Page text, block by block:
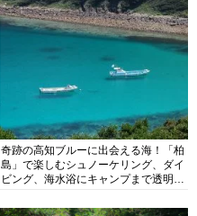
奇跡の高知ブルーに出会える海！「柏
島」で楽しむシュノーケリング、ダイ
ビング、海水浴にキャンプまで透明度